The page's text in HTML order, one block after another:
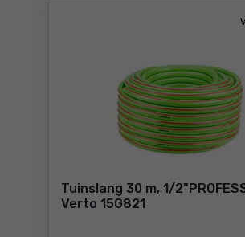
Tuinslang 30 m, 1/2"PROFESSIONAL
Verto 15G821